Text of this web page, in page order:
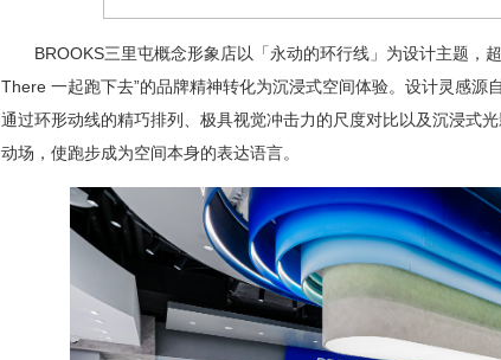
BROOKS三里屯概念形象店以「永动的环行线」为设计主题，
There 一起跑下去”的品牌精神转化为沉浸式空间体验。设计灵感源
通过环形动线的精巧排列、极具视觉冲击力的尺度对比以及沉浸式
动场，使跑步成为空间本身的表达语言。